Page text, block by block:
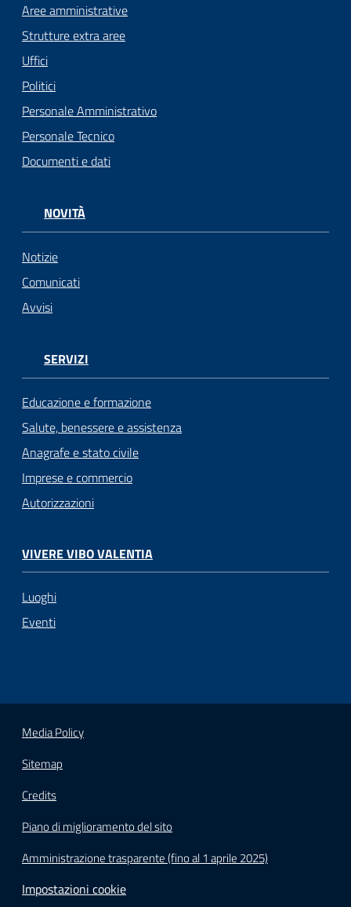
Aree amministrative
Strutture extra aree
Uffici
Politici
Personale Amministrativo
Personale Tecnico
Documenti e dati
NOVITÀ
Notizie
Comunicati
Avvisi
SERVIZI
Educazione e formazione
Salute, benessere e assistenza
Anagrafe e stato civile
Imprese e commercio
Autorizzazioni
VIVERE VIBO VALENTIA
Luoghi
Eventi
Media Policy
Sitemap
Credits
Piano di miglioramento del sito
Amministrazione trasparente (fino al 1 aprile 2025)
Impostazioni cookie